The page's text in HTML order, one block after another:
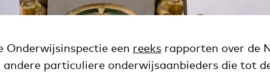
Onderwijsinspectie een reeks rapporten over de
particuliere onderwijsaanbieders die tot